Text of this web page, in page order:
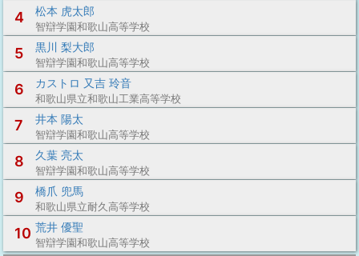
4 松本 虎太郎
智辯学園和歌山高等学校
5 黒川 梨大郎
智辯学園和歌山高等学校
6 カストロ 又吉 玲音
和歌山県立和歌山工業高等学校
7 井本 陽太
智辯学園和歌山高等学校
8 久葉 亮太
智辯学園和歌山高等学校
9 橋爪 兜馬
和歌山県立耐久高等学校
10 荒井 優聖
智辯学園和歌山高等学校